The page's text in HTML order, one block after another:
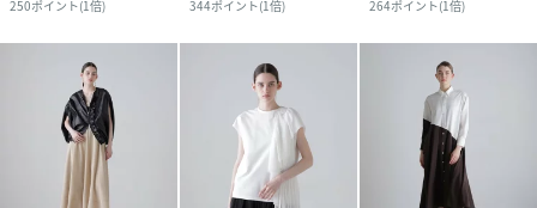
250ポイント(1倍)
344ポイント(1倍)
264ポイント(1倍)